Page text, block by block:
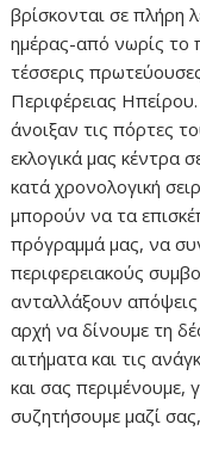
βρίσκονται σε πλήρη
ημέρας-από νωρίς το
τέσσερις
Περιφέρειας
άνοιξαν τις πόρτες
εκλογικά μας κέντρα
κατά χρονολογική
μπορούν να τα
πρόγραμμά μας, να
περιφερειακούς
ανταλλάξουν απόψεις
αρχή να δίνουμε τη
αιτήματα και τις
και σας περιμένουμε,
συζητήσουμε μαζί